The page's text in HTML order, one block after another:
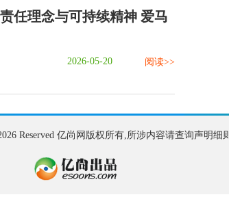
任理念与可持续精神 爱马
2026-05-20 阅读>>
Reserved 亿尚网版权所有,所涉内容请查询声明细